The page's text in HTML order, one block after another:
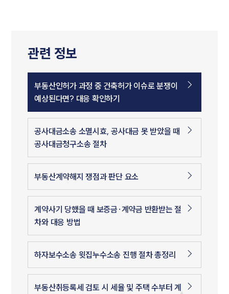
관련 정보
부동산인허가 과정 중 건축허가 이슈로 분쟁이
예상된다면? 대응 확인하기
공사대금소송 소멸시효, 공사대금 못 받았을 때
공사대금청구소송 절차
부동산계약해지 쟁점과 판단 요소
계약사기 당했을 때 보증금·계약금 반환받는 절
차와 대응 방법
하자보수소송 윗집누수소송 진행 절차 총정리
부동산취등록세 검토 시 세율 및 주택 수부터 계